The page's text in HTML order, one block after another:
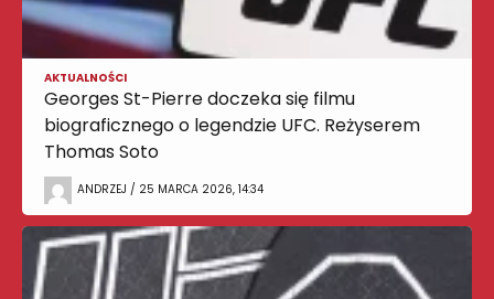
AKTUALNOŚCI
Georges St-Pierre doczeka się filmu
biograficznego o legendzie UFC. Reżyserem
Thomas Soto
ANDRZEJ / 25 MARCA 2026, 14:34